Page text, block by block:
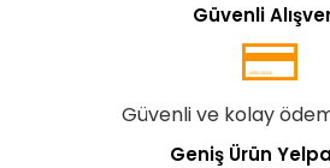
Güvenli
Güvenli ve kolay
Geniş Ürün